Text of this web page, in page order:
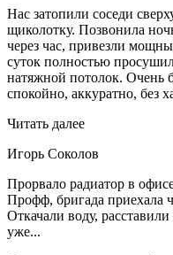
Нас затопили соседи
щиколотку. Позвонила
через час, привезли
суток полностью
натяжной потолок. Очень
спокойно, аккуратно, без
Читать далее
Игорь Соколов
Прорвало радиатор в
Профф, бригада приехала
Откачали воду,
уже...